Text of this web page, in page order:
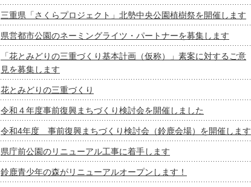
三重県「さくらプロジェクト」北勢中央公園植樹祭を開催します
県営都市公園のネーミングライツ・パートナーを募集します
「花とみどりの三重づくり基本計画（仮称）」素案に対するご意
見を募集します
花とみどりの三重づくり
令和４年度事前復興まちづくり検討会を開催しました
令和4年度 事前復興まちづくり検討会（鈴鹿会場）を開催します
県庁前公園のリニューアル工事に着手します
鈴鹿青少年の森がリニューアルオープンします！